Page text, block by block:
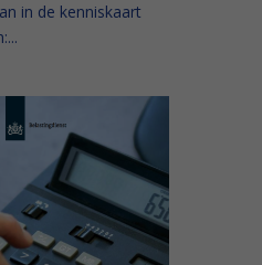
in de kenniskaart